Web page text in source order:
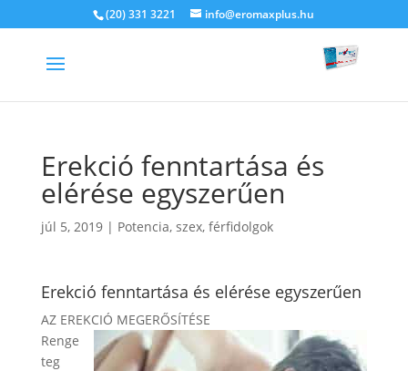
(20) 331 3221 info@eromaxplus.hu
Erekció fenntartása és
elérése egyszerűen
júl 5, 2019| Potencia, szex, férfidolgok
Erekció fenntartása és elérése egyszerűen
AZ EREKCIÓ MEGERŐSÍTÉSE
Renge
teg